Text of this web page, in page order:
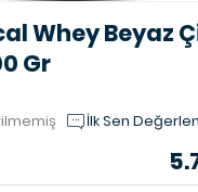
Whey Beyaz
Gr
İlk Sen